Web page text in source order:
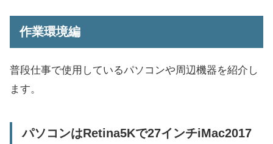
作業環境編
普段仕事で使用しているパソコンや周辺機器を紹介し
ます。
パソコンはRetina5Kで27インチiMac2017